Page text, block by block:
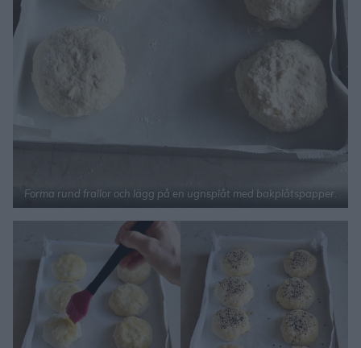
Forma rund frallor och lägg på en ugnsplåt med bakplåtspapper.